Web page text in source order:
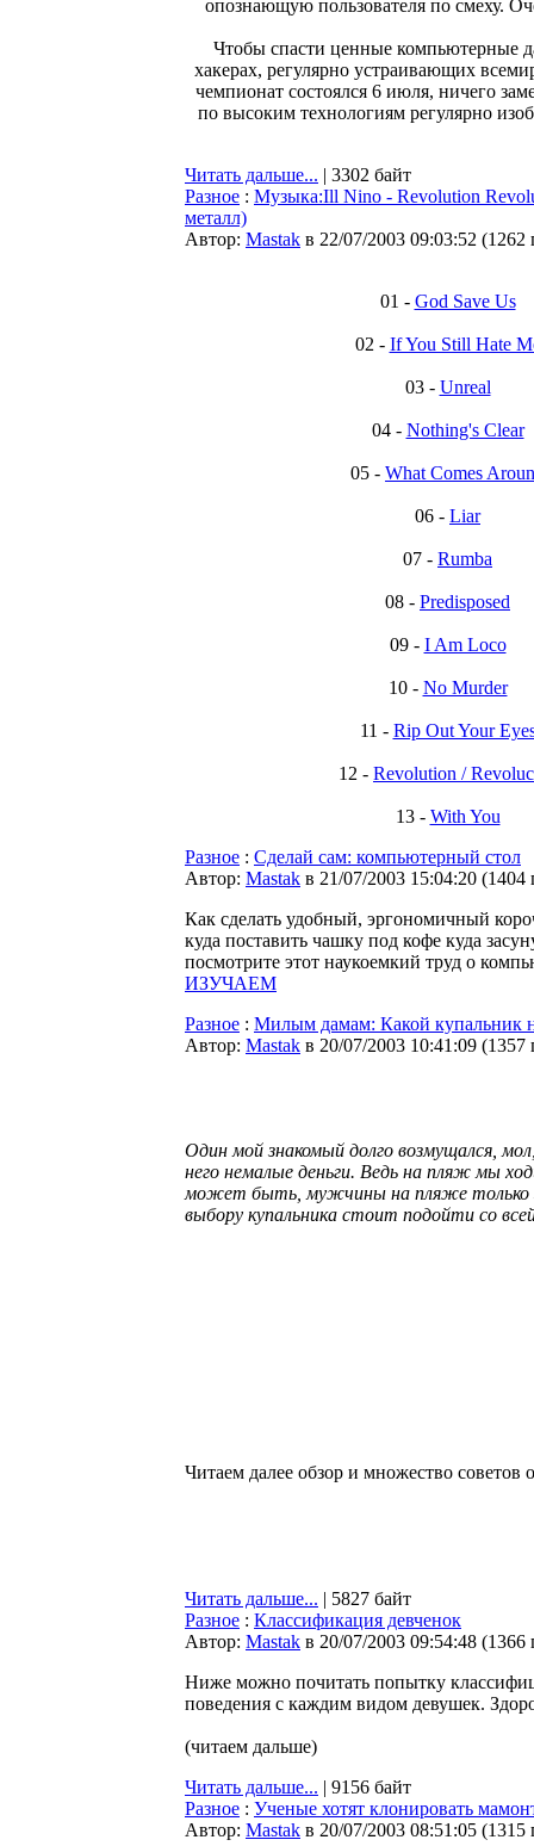
опознающую пользователя по смеху.
Чтобы спасти ценные компьютерные
хакерах, регулярно устраивающих
чемпионат состоялся 6 июля, ничего
по высоким технологиям регулярно
Читать дальше... | 3302 байт
Разное : Музыка:Ill Nino - Revolution
металл)
Автор: Мastak в 22/07/2003 09:03:52 (1262
01 - God Save Us
02 - If You Still Hate
03 - Unreal
04 - Nothing's Clear
05 - What Comes
06 - Liar
07 - Rumba
08 - Predisposed
09 - I Am Loco
10 - No Murder
11 - Rip Out Your
12 - Revolution /
13 - With You
Разное : Сделай сам: компьютерный стол
Автор: Мastak в 21/07/2003 15:04:20 (1404
Как сделать удобный, эргономичный
куда поставить чашку под кофе куда
посмотрите этот наукоемкий труд о
ИЗУЧАЕМ
Разное : Милым дамам: Какой купальник
Автор: Мastak в 20/07/2003 10:41:09 (1357
Один мой знакомый долго возмущался,
него немалые деньги. Ведь на пляж мы
может быть, мужчины на пляже только
выбору купальника стоит подойти со
Читаем далее обзор и множество
Читать дальше... | 5827 байт
Разное : Классификация девченок
Автор: Мastak в 20/07/2003 09:54:48 (1366
Ниже можно почитать попытку
поведения с каждим видом девушек.
(читаем дальше)
Читать дальше... | 9156 байт
Разное : Ученые хотят клонировать
Автор: Мastak в 20/07/2003 08:51:05 (1315